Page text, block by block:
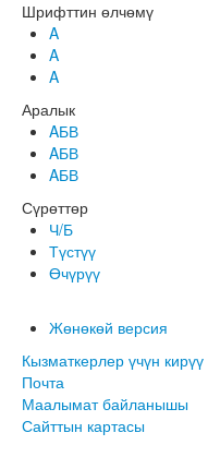
Шрифттин өлчөмү
A
A
A
Аралык
AБВ
AБВ
AБВ
Сүрөттөр
Ч/Б
Түстүү
Өчүрүү
Жөнөкөй версия
Кызматкерлер үчүн кирүү
Почта
Маалымат байланышы
Сайттын картасы